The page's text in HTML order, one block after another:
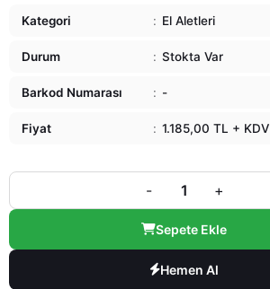
Kategori : El Aletleri
Durum : Stokta Var
Barkod Numarası : -
Fiyat : 1.185,00 TL + KDV
- +
Sepete Ekle
Hemen Al